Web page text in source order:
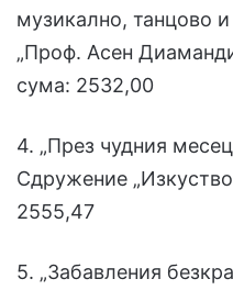
музикално, танцово
„Проф. Асен
сума: 2532,00
4. „През чудния
Сдружение
2555,47
5. „Забавления